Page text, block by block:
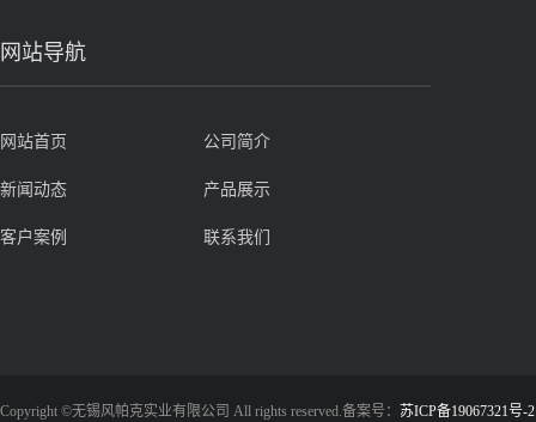
网站导航
网站首页 公司简介
新闻动态 产品展示
客户案例 联系我们
Copyright ©无锡风帕克实业有限公司 All rights reserved.备案号： 苏ICP备19067321号-2